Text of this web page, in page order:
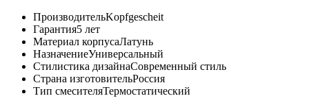
ПроизводительKopfgescheit
Гарантия5 лет
Материал корпусаЛатунь
НазначениеУниверсальный
Стилистика дизайнаСовременный стиль
Страна изготовительРоссия
Тип смесителяТермостатический